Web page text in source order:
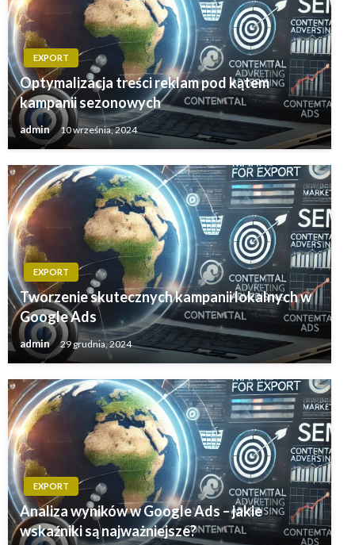
EXPORT
Optymalizacja treści reklam pod kątem
kampanii sezonowych
admin 10 września, 2024
EXPORT
Tworzenie skutecznych kampanii lokalnych w
Google Ads
admin 29 grudnia, 2024
EXPORT
Analiza wyników w Google Ads – jakie
wskaźniki są najważniejsze?